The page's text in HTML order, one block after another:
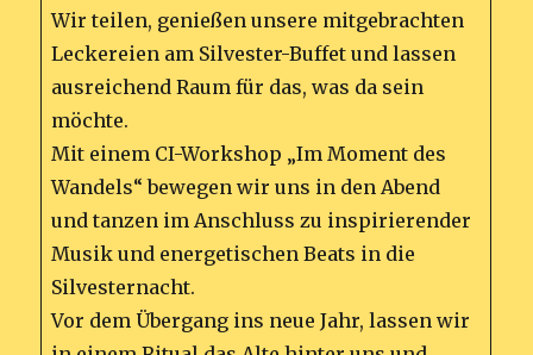
Wir teilen, genießen unsere mitgebrachten
Leckereien am Silvester-Buffet und lassen
ausreichend Raum für das, was da sein
möchte.
Mit einem CI-Workshop „Im Moment des
Wandels“ bewegen wir uns in den Abend
und tanzen im Anschluss zu inspirierender
Musik und energetischen Beats in die
Silvesternacht.
Vor dem Übergang ins neue Jahr, lassen wir